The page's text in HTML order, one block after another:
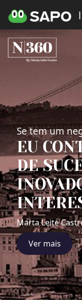
Se tem um
EU
DE
Marta Leite
Ver mais